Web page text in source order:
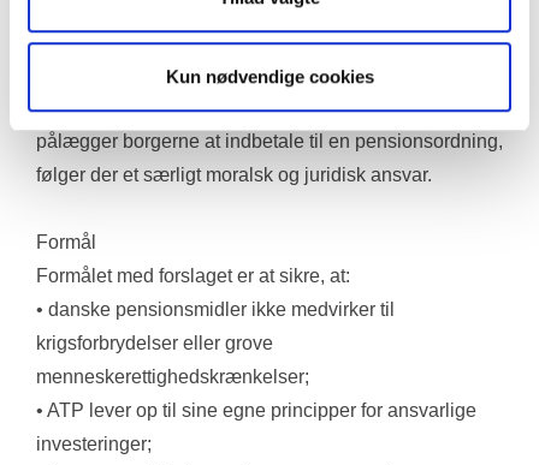
Kun nødvendige cookies
Afkast kan aldrig retfærdiggøre investeringer, der
bidrager til alvorlige overgreb mod civile. Når staten
pålægger borgerne at indbetale til en pensionsordning,
følger der et særligt moralsk og juridisk ansvar.
Formål
Formålet med forslaget er at sikre, at:
• danske pensionsmidler ikke medvirker til
krigsforbrydelser eller grove
menneskerettighedskrænkelser;
• ATP lever op til sine egne principper for ansvarlige
investeringer;